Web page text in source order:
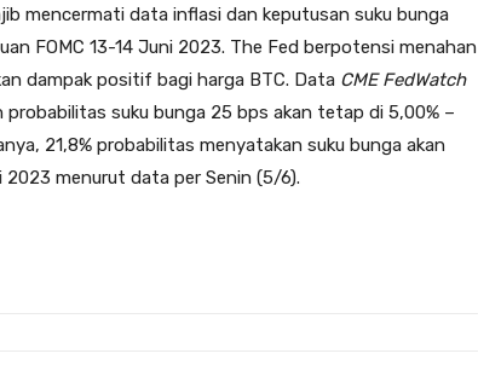
mencermati data inflasi dan keputusan suku bunga
FOMC 13-14 Juni 2023. The Fed berpotensi menahan
dampak positif bagi harga BTC. Data CME FedWatch
suku bunga 25 bps akan tetap di 5,00% –
21,8% probabilitas menyatakan suku bunga akan
menurut data per Senin (5/6).